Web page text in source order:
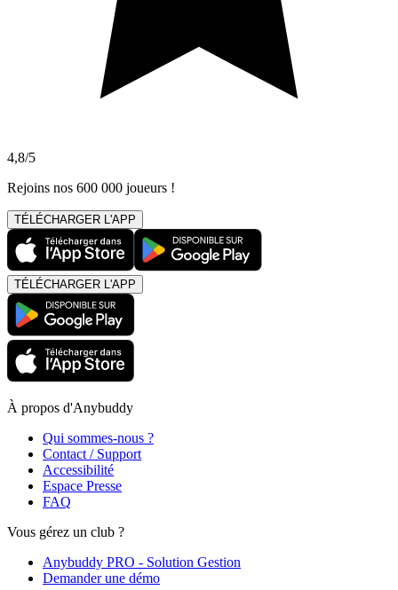
4,8/5
Rejoins nos 600 000 joueurs !
TÉLÉCHARGER L'APP
TÉLÉCHARGER L'APP
À propos d'Anybuddy
Qui sommes-nous ?
Contact / Support
Accessibilité
Espace Presse
FAQ
Vous gérez un club ?
Anybuddy PRO - Solution Gestion
Demander une démo